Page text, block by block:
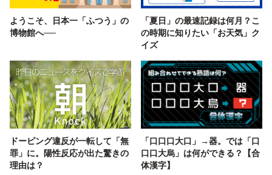
ようこそ、日本一「ふつう」の
博物館へ──
「夏日」の最速記録は何月？こ
の時期に知りたい「お天気」ク
イズ
ドーピング違反が一転して「無
罪」に。陽性反応が出た驚きの
理由は？
「口口口大口」→器。では「口
口口大烏」は何ができる？【合
体漢字】